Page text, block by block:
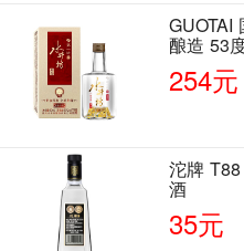
酿造 53
单瓶装
254元
沱牌
酒
35元